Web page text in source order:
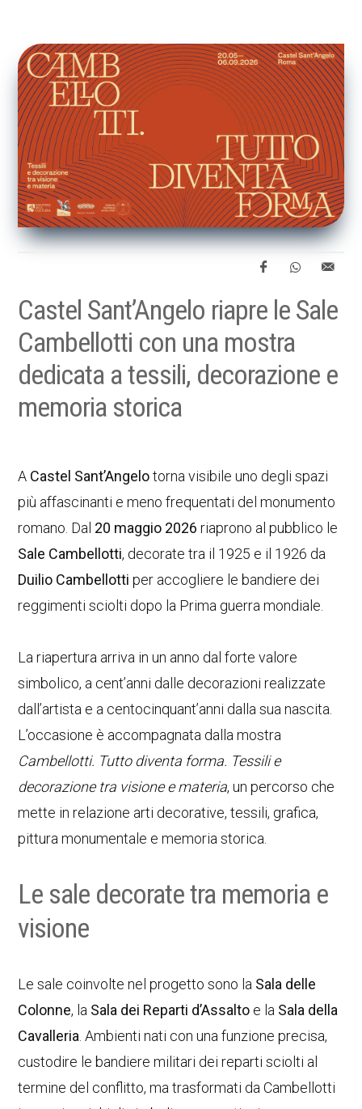
Castel Sant’Angelo riapre le Sale
Cambellotti con una mostra
dedicata a tessili, decorazione e
memoria storica
A Castel Sant’Angelotorna visibile uno degli spazi
più affascinanti e meno frequentati del monumento
romano. Dal 20 maggio 2026 riaprono al pubblico le
Sale Cambellotti, decorate tra il 1925 e il 1926 da
Duilio Cambellotti per accogliere le bandiere dei
reggimenti sciolti dopo la Prima guerra mondiale.
La riapertura arriva in un anno dal forte valore
simbolico, a cent’anni dalle decorazioni realizzate
dall’artista e a centocinquant’anni dalla sua nascita.
L’occasione è accompagnata dalla mostra
Cambellotti. Tutto diventa forma. Tessili e
decorazione tra visione e materia, un percorso che
mette in relazione arti decorative, tessili, grafica,
pittura monumentale e memoria storica.
Le sale decorate tra memoria e
visione
Le sale coinvolte nel progetto sono la Sala delle
Colonne, la Sala dei Reparti d’Assalto e la Sala della
Cavalleria . Ambienti nati con una funzione precisa,
custodire le bandiere militari dei reparti sciolti al
termine del conflitto, ma trasformati da Cambellotti